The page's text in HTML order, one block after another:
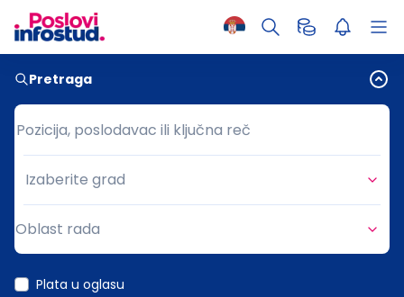
Pretraga
Pozicija, poslodavac ili ključna reč
Pozicija, poslodavac ili ključna reč
Grad
Izaberite grad
Oblast rada
Plata u oglasu